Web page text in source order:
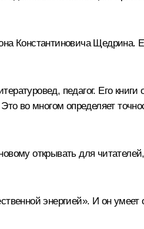
Константиновича Щедрина.
педагог. Его книги
во многом определяет
открывать для
энергией». И он